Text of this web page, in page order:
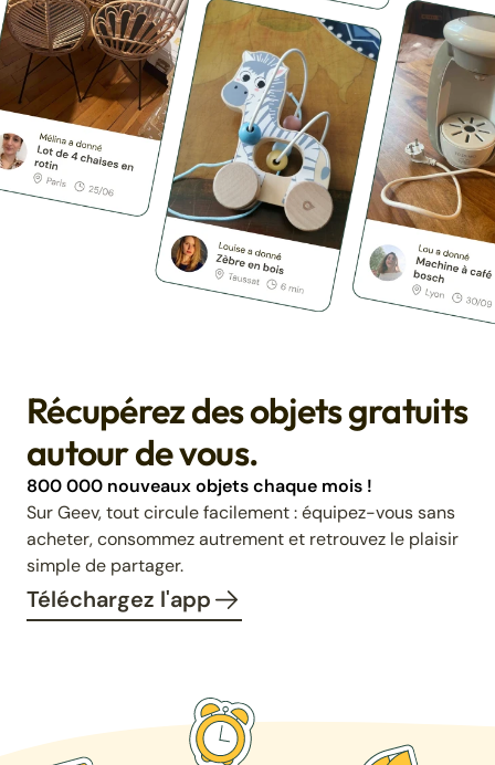
Récupérez des objets gratuits
autour de vous.
800 000 nouveaux objets chaque mois !
Sur Geev, tout circule facilement : équipez-vous sans
acheter, consommez autrement et retrouvez le plaisir
simple de partager.
Téléchargez l'app